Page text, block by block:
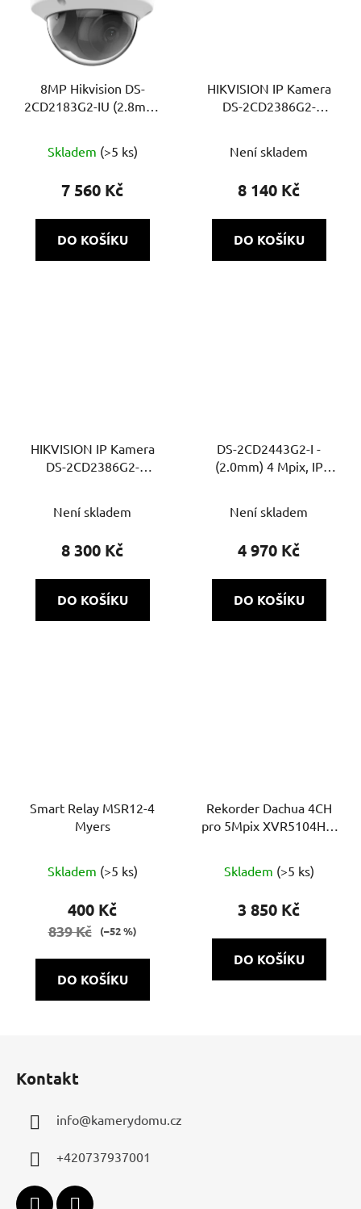
8MP Hikvision DS-
2CD2183G2-IU (2.8mm)
30mhodnocení
produktu
5,0
z
Skladem (>5 ks)
7 560 Kč
DO KOŠÍKU
HIKVISION IP Kamera
DS-2CD2386G2-
Není skladem
8 140 Kč
DO KOŠÍKU
HIKVISION IP Kamera
DS-2CD2386G2-
Není skladem
8 300 Kč
DO KOŠÍKU
DS-2CD2443G2-I -
(2.0mm) 4 Mpix, IP
Není skladem
4 970 Kč
DO KOŠÍKU
Smart Relay MSR12-4
Myers
Skladem (>5 ks)
400 Kč
839 Kč (–52 %)
DO KOŠÍKU
Rekorder Dachua 4CH
pro 5Mpix XVR5104HS-
Skladem (>5 ks)
3 850 Kč
DO KOŠÍKU
Kontakt
info@kamerydomu.cz
+420737937001